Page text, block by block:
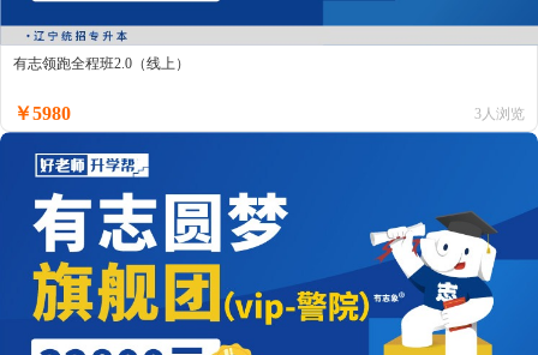
有志领跑全程班2.0（线上）
￥5980 3人浏览